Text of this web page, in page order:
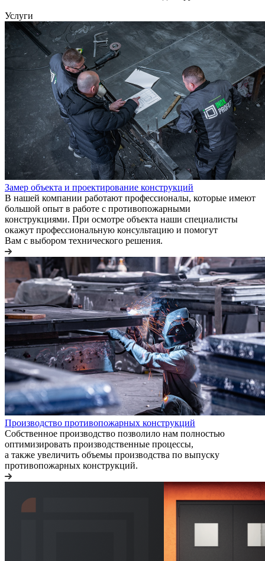
Услуги
Замер объекта и проектирование конструкций
В нашей компании работают профессионалы, которые имеют
большой опыт в работе с противопожарными
конструкциями. При осмотре объекта наши специалисты
окажут профессиональную консультацию и помогут
Вам с выбором технического решения.
Производство противопожарных конструкций
Собственное производство позволило нам полностью
оптимизировать производственные процессы,
а также увеличить объемы производства по выпуску
противопожарных конструкций.